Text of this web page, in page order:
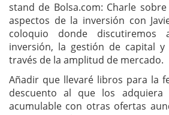
stand de Bolsa.com: Charle
aspectos de la inversión con
coloquio donde discutiremos
inversión, la gestión de capital
través de la amplitud de mercado.
Añadir que llevaré libros para la
descuento al que los
acumulable con otras ofertas